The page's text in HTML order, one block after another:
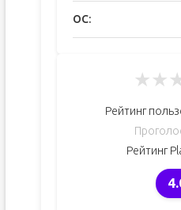
ОС:
★★
Рейтинг
Рейтинг